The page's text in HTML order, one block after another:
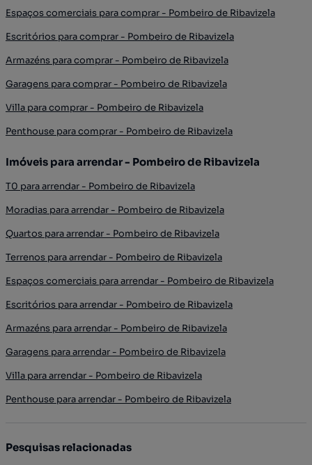
Espaços comerciais para comprar - Pombeiro de Ribavizela
Escritórios para comprar - Pombeiro de Ribavizela
Armazéns para comprar - Pombeiro de Ribavizela
Garagens para comprar - Pombeiro de Ribavizela
Villa para comprar - Pombeiro de Ribavizela
Penthouse para comprar - Pombeiro de Ribavizela
Imóveis para arrendar - Pombeiro de Ribavizela
T0 para arrendar - Pombeiro de Ribavizela
Moradias para arrendar - Pombeiro de Ribavizela
Quartos para arrendar - Pombeiro de Ribavizela
Terrenos para arrendar - Pombeiro de Ribavizela
Espaços comerciais para arrendar - Pombeiro de Ribavizela
Escritórios para arrendar - Pombeiro de Ribavizela
Armazéns para arrendar - Pombeiro de Ribavizela
Garagens para arrendar - Pombeiro de Ribavizela
Villa para arrendar - Pombeiro de Ribavizela
Penthouse para arrendar - Pombeiro de Ribavizela
Pesquisas relacionadas